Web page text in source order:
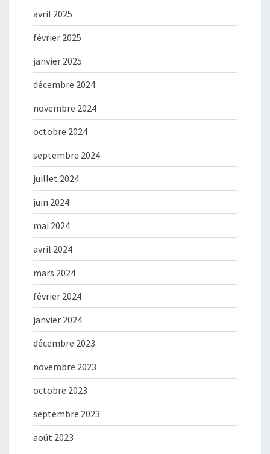
avril 2025
février 2025
janvier 2025
décembre 2024
novembre 2024
octobre 2024
septembre 2024
juillet 2024
juin 2024
mai 2024
avril 2024
mars 2024
février 2024
janvier 2024
décembre 2023
novembre 2023
octobre 2023
septembre 2023
août 2023